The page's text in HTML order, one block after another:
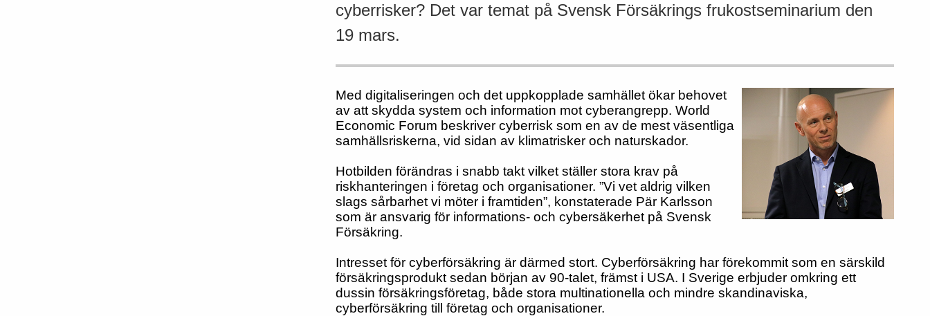
cyberrisker? Det var temat på Svensk Försäkrings frukostseminarium den
19 mars.
Med digitaliseringen och det uppkopplade samhället ökar behovet
av att skydda system och information mot cyberangrepp.World
Economic Forum beskriver cyberrisk som en av de mest väsentliga
samhälls­riskerna, vid sidan av klimatrisker och naturskador.
Hotbilden förändras i snabb takt vilket ställer stora krav på
riskhanteringen i företag och organisationer.”Vi vet aldrig vilken
slags sårbarhet vi möter i framtiden”, konstaterade Pär Karlsson
som är ansvarig för informations- och cybersäkerhet på Svensk
Försäkring.
Intresset för cyberförsäkring är därmed stort. Cyberförsäkring har förekommit som en särskild
försäkringsprodukt sedan början av 90-talet, främst i USA. I Sverige erbjuder omkring ett
dussin försäkringsföretag, både stora multinationella och mindre skandinaviska,
cyberförsäkring till företag och organisa­tioner.